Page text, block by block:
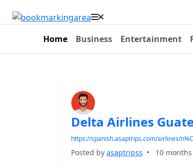
Home Business Entertainment
Delta Airlines
https://spanish.asaptrips.com/airlines/
Posted by asaptripss • 10